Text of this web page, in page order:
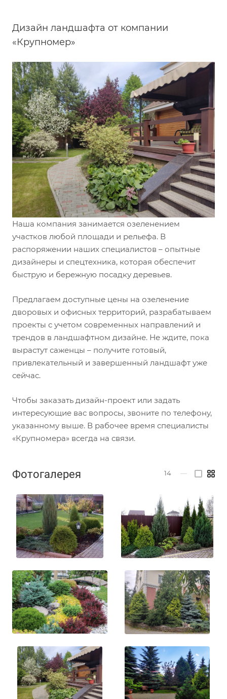
Дизайн ландшафта от компании
«Крупномер»
Наша компания занимается озеленением
участков любой площади и рельефа. В
распоряжении наших специалистов – опытные
дизайнеры и спецтехника, которая обеспечит
быструю и бережную посадку деревьев.
Предлагаем доступные цены на озеленение
дворовых и офисных территорий, разрабатываем
проекты с учетом современных направлений и
трендов в ландшафтном дизайне. Не ждите, пока
вырастут саженцы – получите готовый,
привлекательный и завершенный ландшафт уже
сейчас.
Чтобы заказать дизайн-проект или задать
интересующие вас вопросы, звоните по телефону,
указанному выше. В рабочее время специалисты
«Крупномера» всегда на связи.
Фотогалерея 14 —